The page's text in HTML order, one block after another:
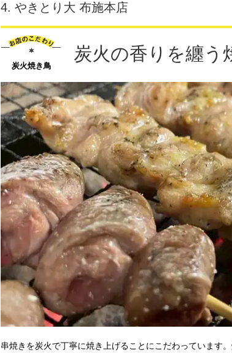
4. やきとり大 布施本店
炭火焼き鳥
炭火の香りを纏う
串焼きを炭火で丁寧に焼き上げることにこだわっています